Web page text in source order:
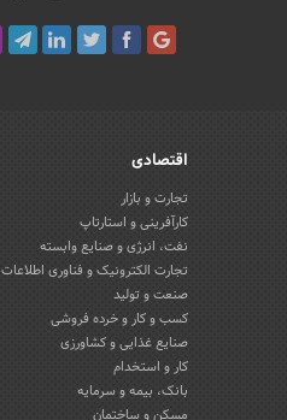
اقتصادی
تجارت و بازار
کارآفرینی و استارتاپ
نفت، انرژی و صنایع وابسته
تجارت الکترونیک و فناوری اطلاعات
صنعت و تولید
کسب و کار و خرده فروشی
صنایع غذایی و کشاورزی
کار و استخدام
بانک، بیمه و سرمایه
مسکن و ساختمان